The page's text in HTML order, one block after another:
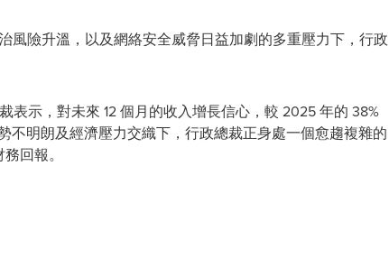
風險升溫，以及網絡安全威脅日益加劇的多重壓力下，行政
示，對未來 12 個月的收入增長信心，較 2025 年的 38%
明朗及經濟壓力交織下，行政總裁正身處一個愈趨複雜的
回報。